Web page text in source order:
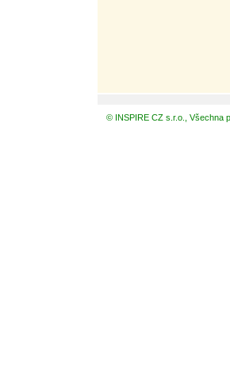
© INSPIRE CZ s.r.o., Všechna